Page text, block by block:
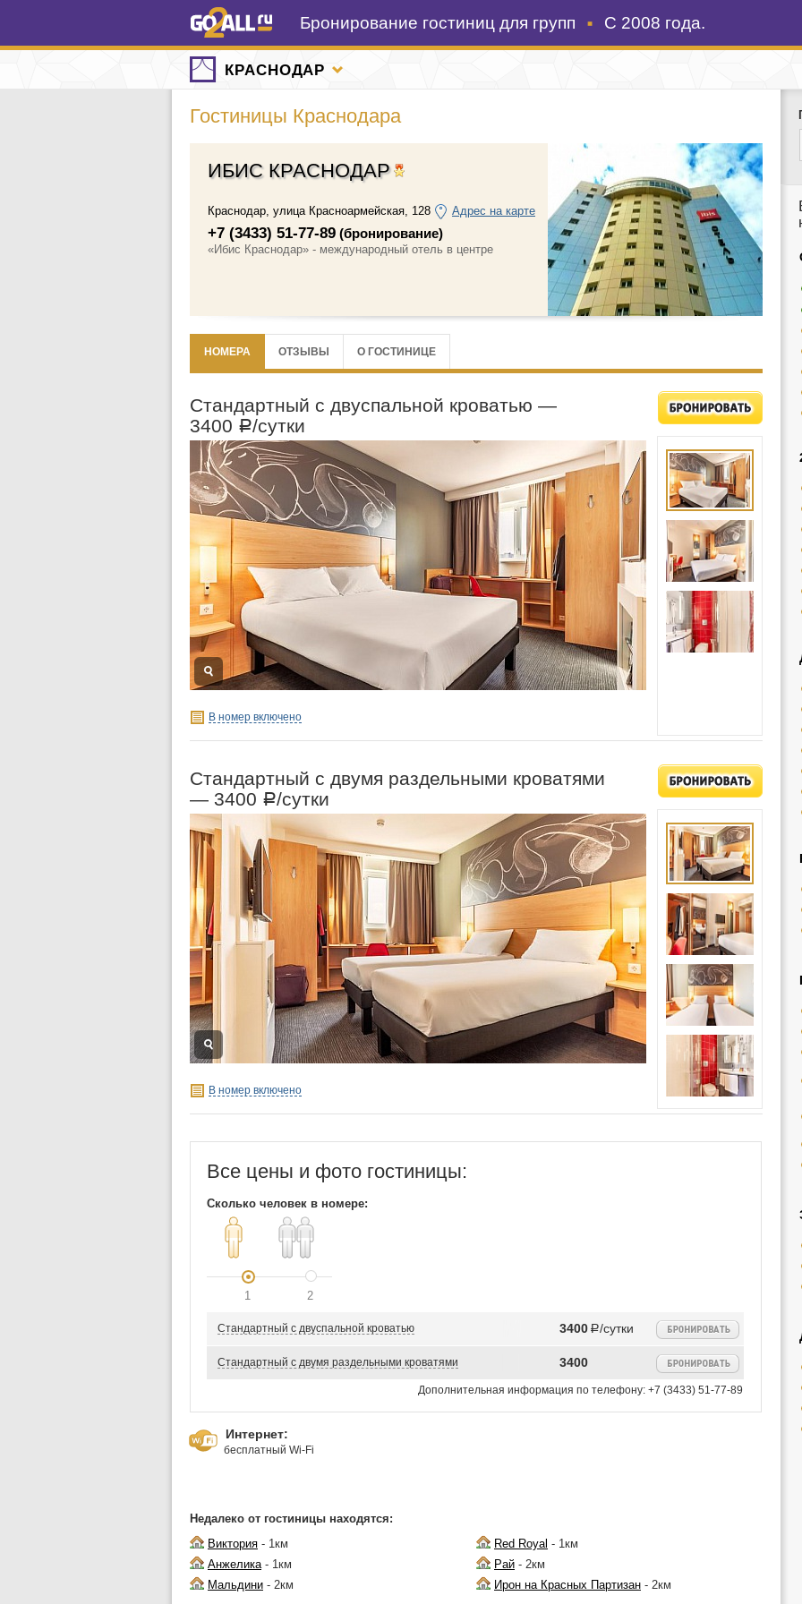
Бронирование гостиниц для групп С 2008 года.
КРАСНОДАР
Гостиницы Краснодара
ИБИС КРАСНОДАР
Краснодар, улица Красноармейская, 128 Адрес на карте
+7 (3433) 51-77-89 (бронирование)
«Ибис Краснодар» - международный отель в центре
НОМЕРА ОТЗЫВЫ О ГОСТИНИЦЕ
Стандартный с двуспальной кроватью —
3400 Р/сутки
В номер включено
Стандартный с двумя раздельными кроватями
— 3400 Р/сутки
В номер включено
Все цены и фото гостиницы:
Сколько человек в номере:
1 2
Стандартный с двуспальной кроватью 3400 Р/сутки
Стандартный с двумя раздельными кроватями 3400
Дополнительная информация по телефону: +7 (3433) 51-77-89
Интернет:
бесплатный Wi-Fi
Недалеко от гостиницы находятся:
Виктория - 1км Red Royal - 1км
Анжелика- 1км Рай - 2км
Мальдини - 2км Ирон на Красных Партизан - 2км